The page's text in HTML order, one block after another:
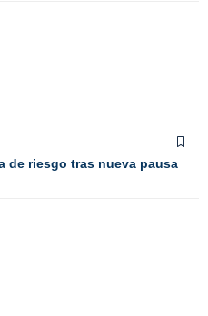
de riesgo tras nueva pausa